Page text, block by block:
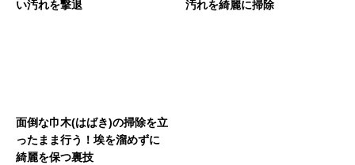
い汚れを撃退
汚れを綺麗に掃除
面倒な巾木(はばき)の掃除を立
ったまま行う！埃を溜めずに
綺麗を保つ裏技